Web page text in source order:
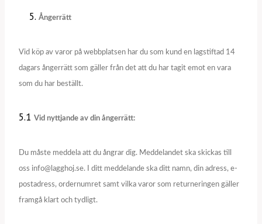
Ångerrätt
Vid köp av varor på webbplatsen har du som kund en lagstiftad 14
dagars ångerrätt som gäller från det att du har tagit emot en vara
som du har beställt.
5.1 Vid nyttjande av din ångerrätt:
Du måste meddela att du ångrar dig. Meddelandet ska skickas till
oss info@lagghoj.se. I ditt meddelande ska ditt namn, din adress, e-
postadress, ordernumret samt vilka varor som returneringen gäller
framgå klart och tydligt.